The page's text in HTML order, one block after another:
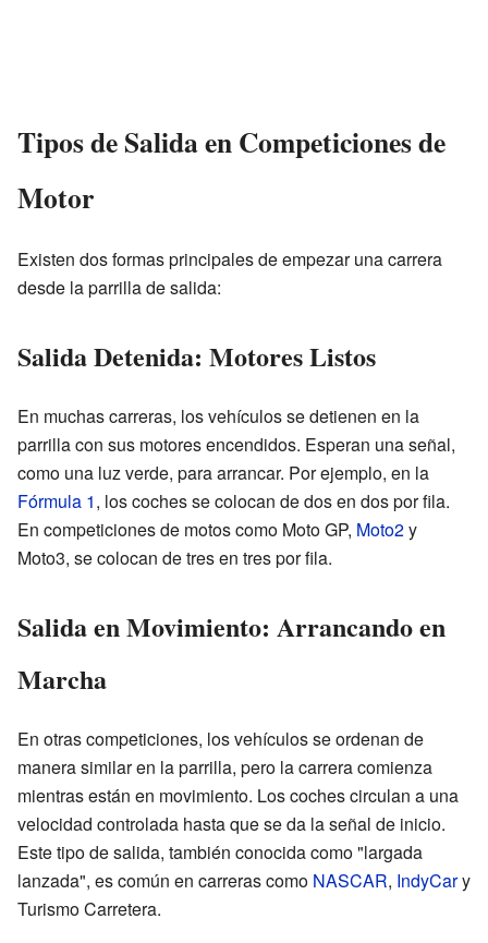
Tipos de Salida en Competiciones de
Motor
Existen dos formas principales de empezar una carrera
desde la parrilla de salida:
Salida Detenida: Motores Listos
En muchas carreras, los vehículos se detienen en la
parrilla con sus motores encendidos. Esperan una señal,
como una luz verde, para arrancar. Por ejemplo, en la
Fórmula 1, los coches se colocan de dos en dos por fila.
En competiciones de motos como Moto GP, Moto2y
Moto3, se colocan de tres en tres por fila.
Salida en Movimiento: Arrancando en
Marcha
En otras competiciones, los vehículos se ordenan de
manera similar en la parrilla, pero la carrera comienza
mientras están en movimiento. Los coches circulan a una
velocidad controlada hasta que se da la señal de inicio.
Este tipo de salida, también conocida como "largada
lanzada", es común en carreras como NASCAR, IndyCary
Turismo Carretera.